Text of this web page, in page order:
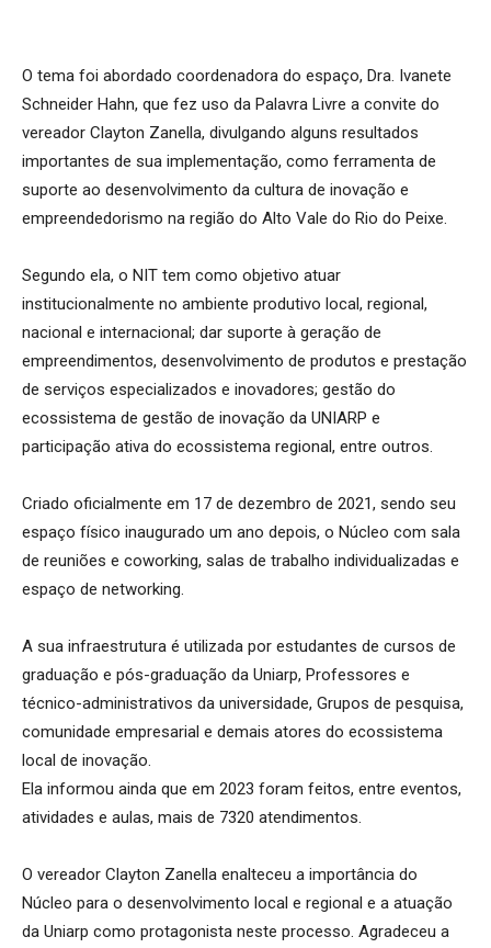
O tema foi abordado coordenadora do espaço, Dra. Ivanete
Schneider Hahn, que fez uso da Palavra Livre a convite do
vereador Clayton Zanella, divulgando alguns resultados
importantes de sua implementação, como ferramenta de
suporte ao desenvolvimento da cultura de inovação e
empreendedorismo na região do Alto Vale do Rio do Peixe.
Segundo ela, o NIT tem como objetivo atuar
institucionalmente no ambiente produtivo local, regional,
nacional e internacional; dar suporte à geração de
empreendimentos, desenvolvimento de produtos e prestação
de serviços especializados e inovadores; gestão do
ecossistema de gestão de inovação da UNIARP e
participação ativa do ecossistema regional, entre outros.
Criado oficialmente em 17 de dezembro de 2021, sendo seu
espaço físico inaugurado um ano depois, o Núcleo com sala
de reuniões e coworking, salas de trabalho individualizadas e
espaço de networking.
A sua infraestrutura é utilizada por estudantes de cursos de
graduação e pós-graduação da Uniarp, Professores e
técnico-administrativos da universidade, Grupos de pesquisa,
comunidade empresarial e demais atores do ecossistema
local de inovação.
Ela informou ainda que em 2023 foram feitos, entre eventos,
atividades e aulas, mais de 7320 atendimentos.
O vereador Clayton Zanella enalteceu a importância do
Núcleo para o desenvolvimento local e regional e a atuação
da Uniarp como protagonista neste processo. Agradeceu a